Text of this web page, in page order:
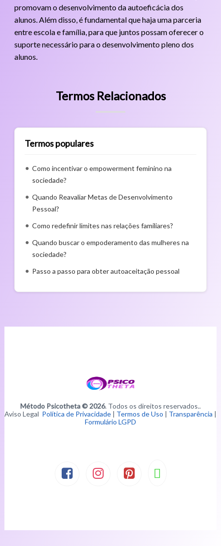
promovam o desenvolvimento da autoeficácia dos
alunos. Além disso, é fundamental que haja uma parceria
entre escola e família, para que juntos possam oferecer o
suporte necessário para o desenvolvimento pleno dos
alunos.
Termos Relacionados
Termos populares
Como incentivar o empowerment feminino na
sociedade?
Quando Reavaliar Metas de Desenvolvimento
Pessoal?
Como redefinir limites nas relações familiares?
Quando buscar o empoderamento das mulheres na
sociedade?
Passo a passo para obter autoaceitação pessoal
Método Psicotheta © 2026. Todos os direitos reservados..
Aviso Legal Política de Privacidade | Termos de Uso | Transparência |
Formulário LGPD